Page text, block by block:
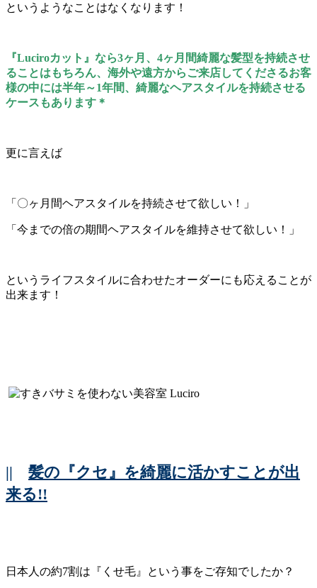
というようなことはなくなります！
『Luciroカット』なら3ヶ月、4ヶ月間綺麗な髪型を持続させ
ることはもちろん、海外や遠方からご来店してくださるお客
様の中には半年～1年間、綺麗なヘアスタイルを持続させる
ケースもあります＊
更に言えば
「〇ヶ月間ヘアスタイルを持続させて欲しい！」
「今までの倍の期間ヘアスタイルを維持させて欲しい！」
というライフスタイルに合わせたオーダーにも応えることが
出来ます！
|| 髪の『クセ』を綺麗に活かすことが出
来る!!
日本人の約7割は『くせ毛』という事をご存知でしたか？